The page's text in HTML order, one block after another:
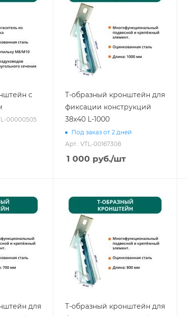
с
00000505
T-образный кронштейн для
фиксации конструкций
38х40 L-1000
Под заказ от 2 дней
Арт.: VTL-00167308
1 000 руб./шт
для
T-образный кронштейн для